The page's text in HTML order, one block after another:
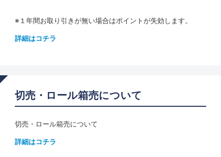
※１年間お取り引きが無い場合はポイントが失効します。
詳細はコチラ
切売・ロール箱売について
切売・ロール箱売について
詳細はコチラ